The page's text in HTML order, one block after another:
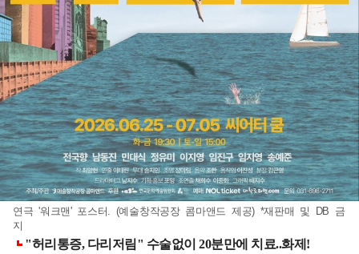
연극 '워크맨' 포스터. (예술창작공장 콤마앤드 제공) *재판매 및 DB 금
지